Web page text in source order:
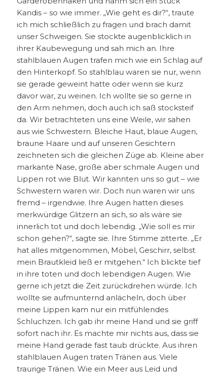
Kandis – so wie immer. „Wie geht es dir?“, traute
ich mich schließlich zu fragen und brach damit
unser Schweigen. Sie stockte augenblicklich in
ihrer Kaubewegung und sah mich an. Ihre
stahlblauen Augen trafen mich wie ein Schlag auf
den Hinterkopf. So stahlblau waren sie nur, wenn
sie gerade geweint hatte oder wenn sie kurz
davor war, zu weinen. Ich wollte sie so gerne in
den Arm nehmen, doch auch ich saß stocksteif
da. Wir betrachteten uns eine Weile, wir sahen
aus wie Schwestern. Bleiche Haut, blaue Augen,
braune Haare und auf unseren Gesichtern
zeichneten sich die gleichen Züge ab. Kleine aber
markante Nase, große aber schmale Augen und
Lippen rot wie Blut. Wir kannten uns so gut – wie
Schwestern waren wir. Doch nun waren wir uns
fremd – irgendwie. Ihre Augen hatten dieses
merkwürdige Glitzern an sich, so als wäre sie
innerlich tot und doch lebendig. „Wie soll es mir
schon gehen?“, sagte sie. Ihre Stimme zitterte. „Er
hat alles mitgenommen, Möbel, Geschirr, selbst
mein Brautkleid ließ er mitgehen.“ Ich blickte tief
in ihre toten und doch lebendigen Augen. Wie
gerne ich jetzt die Zeit zurückdrehen würde. Ich
wollte sie aufmunternd anlächeln, doch über
meine Lippen kam nur ein mitfühlendes
Schluchzen. Ich gab ihr meine Hand und sie griff
sofort nach ihr. Es machte mir nichts aus, dass sie
meine Hand gerade fast taub drückte. Aus ihren
stahlblauen Augen traten Tränen aus. Viele
traurige Tränen. Wie ein Meer aus Leid und